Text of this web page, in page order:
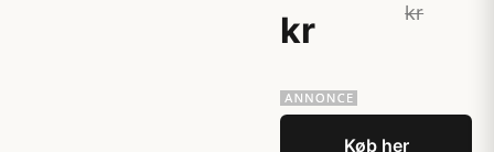
kr
kr
Køb her